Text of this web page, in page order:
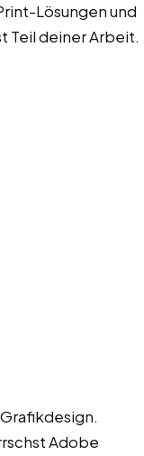
Lösungen und
Teil deiner Arbeit.
Adobe